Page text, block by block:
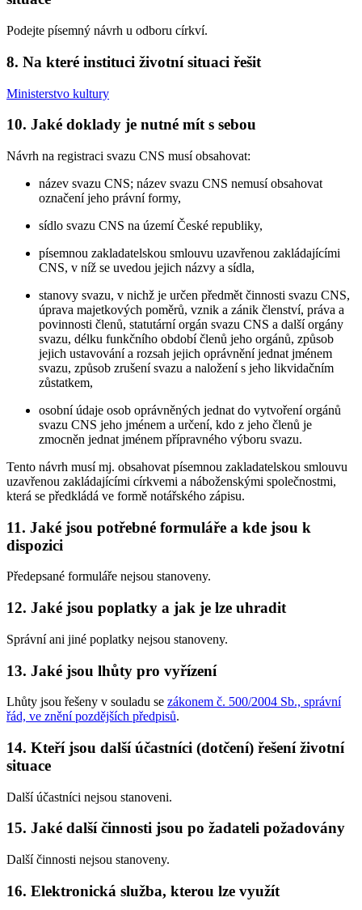
Podejte písemný návrh u odboru církví.
8. Na které instituci životní situaci řešit
Ministerstvo kultury
10. Jaké doklady je nutné mít s sebou
Návrh na registraci svazu CNS musí obsahovat:
název svazu CNS; název svazu CNS nemusí obsahovat
označení jeho právní formy,
sídlo svazu CNS na území České republiky,
písemnou zakladatelskou smlouvu uzavřenou zakládajícími
CNS, v níž se uvedou jejich názvy a sídla,
stanovy svazu, v nichž je určen předmět činnosti svazu CNS,
úprava majetkových poměrů, vznik a zánik členství, práva a
povinnosti členů, statutární orgán svazu CNS a další orgány
svazu, délku funkčního období členů jeho orgánů, způsob
jejich ustavování a rozsah jejich oprávnění jednat jménem
svazu, způsob zrušení svazu a naložení s jeho likvidačním
zůstatkem,
osobní údaje osob oprávněných jednat do vytvoření orgánů
svazu CNS jeho jménem a určení, kdo z jeho členů je
zmocněn jednat jménem přípravného výboru svazu.
Tento návrh musí mj. obsahovat písemnou zakladatelskou smlouvu
uzavřenou zakládajícími církvemi a náboženskými společnostmi,
která se předkládá ve formě notářského zápisu.
11. Jaké jsou potřebné formuláře a kde jsou k
dispozici
Předepsané formuláře nejsou stanoveny.
12. Jaké jsou poplatky a jak je lze uhradit
Správní ani jiné poplatky nejsou stanoveny.
13. Jaké jsou lhůty pro vyřízení
Lhůty jsou řešeny v souladu se zákonem č. 500/2004 Sb., správní
řád, ve znění pozdějších předpisů.
14. Kteří jsou další účastníci (dotčení) řešení životní
situace
Další účastníci nejsou stanoveni.
15. Jaké další činnosti jsou po žadateli požadovány
Další činnosti nejsou stanoveny.
16. Elektronická služba, kterou lze využít